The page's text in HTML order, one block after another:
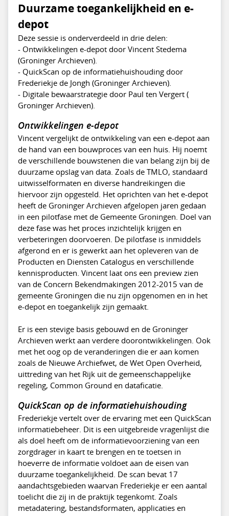
Duurzame toegankelijkheid en e-
depot
Deze sessie is onderverdeeld in drie delen:
- Ontwikkelingen e-depot door Vincent Stedema
(Groninger Archieven).
- QuickScan op de informatiehuishouding door
Frederiekje de Jongh (Groninger Archieven).
- Digitale bewaarstrategie door Paul ten Vergert (
Groninger Archieven).
Ontwikkelingen e-depot
Vincent vergelijkt de ontwikkeling van een e-depot aan
de hand van een bouwproces van een huis. Hij noemt
de verschillende bouwstenen die van belang zijn bij de
duurzame opslag van data. Zoals de TMLO, standaard
uitwisselformaten en diverse handreikingen die
hiervoor zijn opgesteld. Het oprichten van het e-depot
heeft de Groninger Archieven afgelopen jaren gedaan
in een pilotfase met de Gemeente Groningen. Doel van
deze fase was het proces inzichtelijk krijgen en
verbeteringen doorvoeren. De pilotfase is inmiddels
afgerond en er is gewerkt aan het opleveren van de
Producten en Diensten Catalogus en verschillende
kennisproducten. Vincent laat ons een preview zien
van de Concern Bekendmakingen 2012-2015 van de
gemeente Groningen die nu zijn opgenomen en in het
e-depot en toegankelijk zijn gemaakt.
Er is een stevige basis gebouwd en de Groninger
Archieven werkt aan verdere doorontwikkelingen. Ook
met het oog op de veranderingen die er aan komen
zoals de Nieuwe Archiefwet, de Wet Open Overheid,
uittreding van het Rijk uit de gemeenschappelijke
regeling, Common Ground en dataficatie.
QuickScan op de informatiehuishouding
Frederiekje vertelt over de ervaring met een QuickScan
informatiebeheer. Dit is een uitgebreide vragenlijst die
als doel heeft om de informatievoorziening van een
zorgdrager in kaart te brengen en te toetsen in
hoeverre de informatie voldoet aan de eisen van
duurzame toegankelijkheid. De scan bevat 17
aandachtsgebieden waarvan Frederiekje er een aantal
toelicht die zij in de praktijk tegenkomt. Zoals
metadatering, bestandsformaten, applicaties en